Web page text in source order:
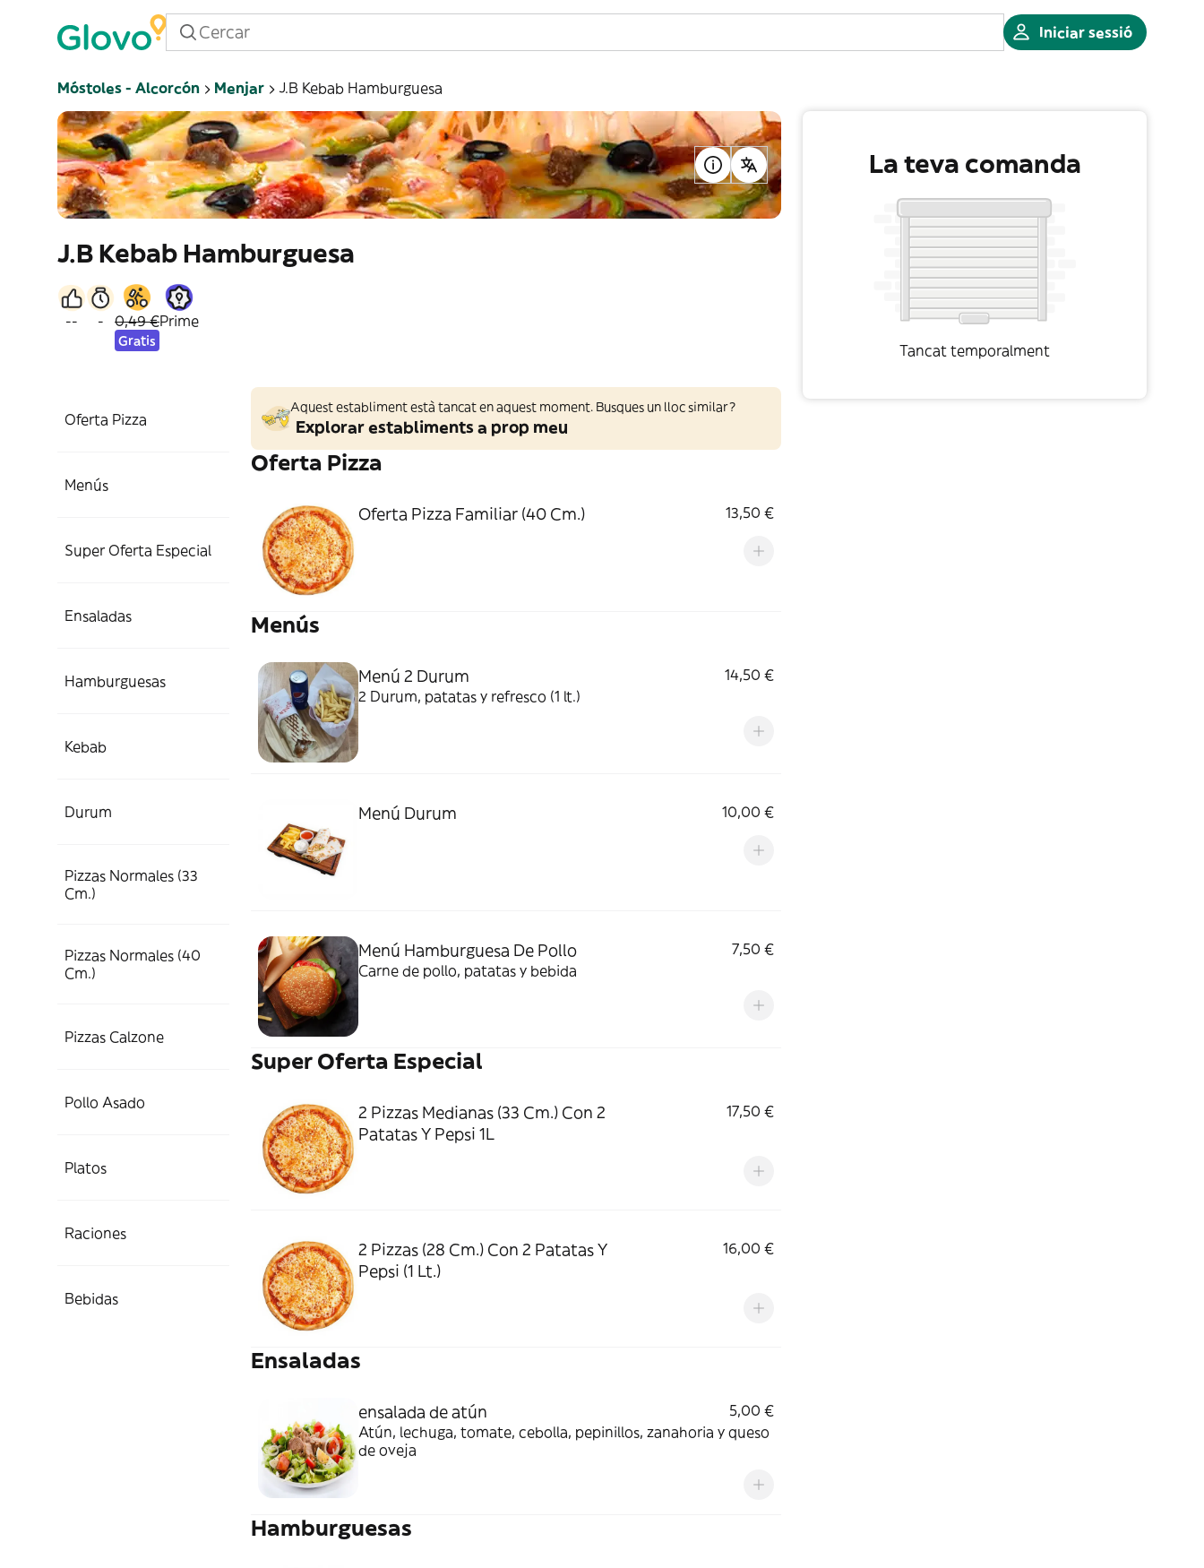
Iniciar sessió
Móstoles - Alcorcón Menjar J.B Kebab Hamburguesa
J.B Kebab Hamburguesa
-- - 0,49 €
Gratis
Prime
Oferta Pizza
Menús
Super Oferta Especial
Ensaladas
Hamburguesas
Kebab
Durum
Pizzas Normales (33
Cm.)
Pizzas Normales (40
Cm.)
Pizzas Calzone
Pollo Asado
Platos
Raciones
Bebidas
Aquest establiment està tancat en aquest moment. Busques un lloc similar?
Explorar establiments a prop meu
Oferta Pizza
Oferta Pizza Familiar (40 Cm.) 13,50 €
Menús
Menú 2 Durum
14,50 €
2 Durum, patatas y refresco (1 lt.)
Menú Durum 10,00 €
Menú Hamburguesa De Pollo
7,50 €
Carne de pollo, patatas y bebida
Super Oferta Especial
2 Pizzas Medianas (33 Cm.) Con 2
Patatas Y Pepsi 1L
17,50 €
2 Pizzas (28 Cm.) Con 2 Patatas Y
Pepsi (1 Lt.)
16,00 €
Ensaladas
ensalada de atún
5,00 €
Atún, lechuga, tomate, cebolla, pepinillos, zanahoria y queso
de oveja
Hamburguesas
La teva comanda
Tancat temporalment